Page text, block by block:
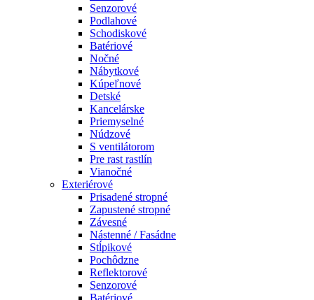
Senzorové
Podlahové
Schodiskové
Batériové
Nočné
Nábytkové
Kúpeľnové
Detské
Kancelárske
Priemyselné
Núdzové
S ventilátorom
Pre rast rastlín
Vianočné
Exteriérové
Prisadené stropné
Zapustené stropné
Závesné
Nástenné / Fasádne
Stĺpikové
Pochôdzne
Reflektorové
Senzorové
Batériové